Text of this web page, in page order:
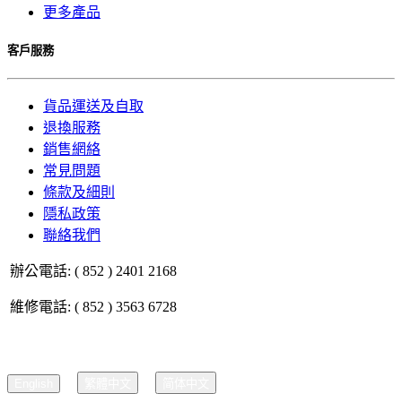
更多產品
客戶服務
貨品運送及自取
退換服務
銷售網絡
常見問題
條款及細則
隱私政策
聯絡我們
辦公電話: ( 852 ) 2401 2168
維修電話: ( 852 ) 3563 6728